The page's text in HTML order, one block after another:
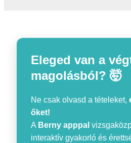
Eleged van a
magolásból? 🤯
Ne csak olvasd a tételeket,
őket!
A Berny apppal
interaktív gyakorló és